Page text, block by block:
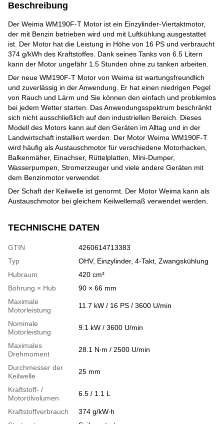
Beschreibung
Der Weima WM190F-T Motor ist ein Einzylinder-Viertaktmotor,
der mit Benzin betrieben wird und mit Luftkühlung ausgestattet
ist. Der Motor hat die Leistung in Höhe von 16 PS und verbraucht
374 g/kWh des Kraftstoffes. Dank seines Tanks von 6.5 Litern
kann der Motor ungefähr 1.5 Stunden ohne zu tanken arbeiten.
Der neue WM190F-T Motor von Weima ist wartungsfreundlich
und zuverlässig in der Anwendung. Er hat einen niedrigen Pegel
von Rauch und Lärm und Sie können den einfach und problemlos
bei jedem Wetter starten. Das Anwendungsspektrum beschränkt
sich nicht ausschließlich auf den industriellen Bereich. Dieses
Modell des Motors kann auf den Geräten im Alltag und in der
Landwirtschaft installiert werden. Der Motor Weima WM190F-T
wird häufig als Austauschmotor für verschiedene Motorhacken,
Balkenmäher, Einachser, Rüttelplatten, Mini-Dumper,
Wasserpumpen, Stromerzeuger und viele andere Geräten mit
dem Benzinmotor verwendet.
Der Schaft der Keilwelle ist genormt. Der Motor Weima kann als
Austauschmotor bei gleichem Keilwellemaß verwendet werden.
TECHNISCHE DATEN
GTIN
4260614713383
Typ
OHV, Einzylinder, 4-Takt, Zwangskühlung
Hubraum
420 cm³
Bohrung × Hub
90 × 66 mm
Maximale
Motorleistung
11.7 kW / 16 PS / 3600 U/min
Nominale
Motorleistung
9.1 kW / 3600 U/min
Maximales
Drehmoment
28.1 N∙m / 2500 U/min
Durchmesser der
Keilwelle
25 mm
Kraftstoff- /
Motorölvolumen
6.5 / 1.1 L
Kraftstoffverbrauch
374 g/kW∙h